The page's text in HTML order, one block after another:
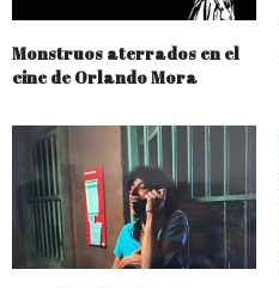
Monstruos aterrados en el
cine de Orlando Mora